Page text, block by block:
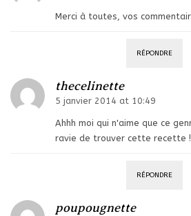
Merci à toutes, vos
RÉPONDRE
thecelinette
5 janvier 2014 at 10:49
Ahhh moi qui n'aime que ce
ravie de trouver cette recette !
RÉPONDRE
poupougnette